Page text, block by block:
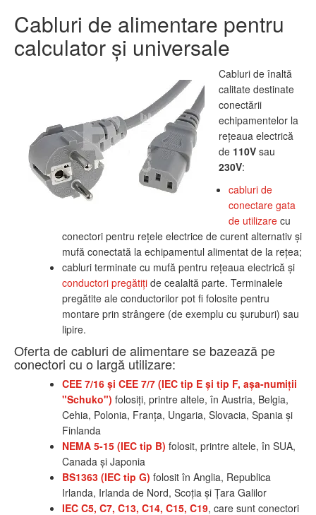
Cabluri de alimentare pentru
calculator şi universale
Cabluri de înaltă
calitate destinate
conectării
echipamentelor la
reţeaua electrică
de 110V sau
230V:
cabluri de
conectare gata
de utilizare cu
conectori pentru reţele electrice de curent alternativ şi
mufă conectată la echipamentul alimentat de la reţea;
cabluri terminate cu mufă pentru reţeaua electrică şi
conductori pregătiţi de cealaltă parte. Terminalele
pregătite ale conductorilor pot fi folosite pentru
montare prin strângere (de exemplu cu şuruburi) sau
lipire.
Oferta de cabluri de alimentare se bazează pe
conectori cu o largă utilizare:
CEE 7/16 şi CEE 7/7 (IEC tip E şi tip F, aşa-numiţii
"Schuko") folosiţi, printre altele, în Austria, Belgia,
Cehia, Polonia, Franţa, Ungaria, Slovacia, Spania şi
Finlanda
NEMA 5-15 (IEC tip B) folosit, printre altele, în SUA,
Canada şi Japonia
BS1363 (IEC tip G) folosit în Anglia, Republica
Irlanda, Irlanda de Nord, Scoţia şi Ţara Galilor
IEC C5, C7, C13, C14, C15, C19, care sunt conectori